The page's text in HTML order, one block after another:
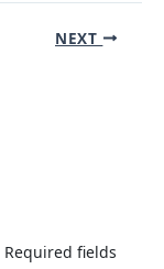
NEXT
Required fields